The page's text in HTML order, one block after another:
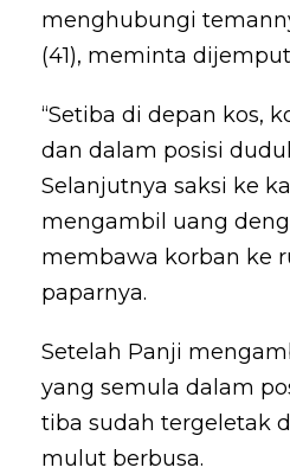
menghubungi
(41), meminta
“Setiba di depan kos,
dan dalam posisi
Selanjutnya saksi ke
mengambil uang
membawa korban ke
paparnya.
Setelah Panji
yang semula dalam
tiba sudah tergeletak
mulut berbusa.